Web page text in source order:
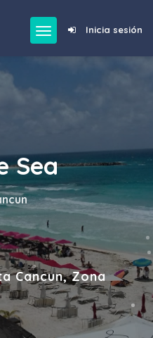
Inicia sesión
Sea
Cancun, Zona